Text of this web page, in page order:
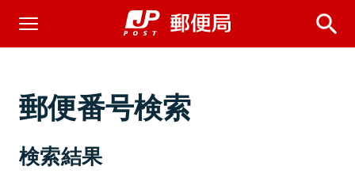
郵便番号検索
検索結果